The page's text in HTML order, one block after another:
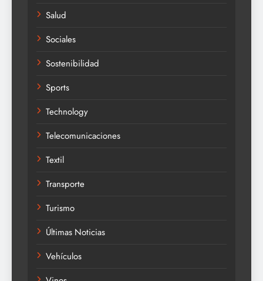
Salud
Sociales
Sostenibilidad
Sports
Technology
Telecomunicaciones
Textil
Transporte
Turismo
Últimas Noticias
Vehículos